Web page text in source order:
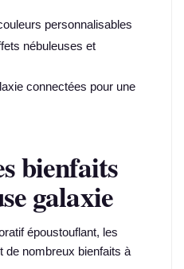
personnalisables
nébuleuses et
connectées pour une
bienfaits
galaxie
époustouflant, les
de nombreux bienfaits à